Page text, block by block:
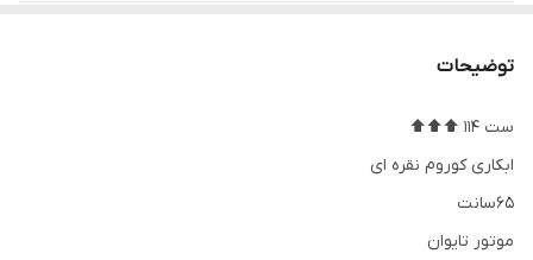
جنس صفحه
شب نما
توضیحات
ست 114 ⬆️⬆️⬆️
ابکاری کوروم نقره ای
65سانت
موتور تایوان